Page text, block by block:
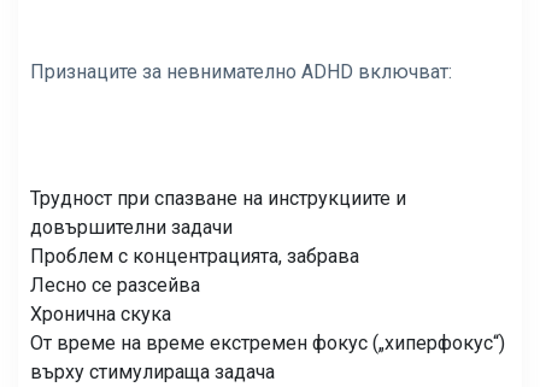
Признаците за невнимателно ADHD включват:
Трудност при спазване на инструкциите и
довършителни задачи
Проблем с концентрацията, забрава
Лесно се разсейва
Хронична скука
От време на време екстремен фокус („хиперфокус“)
върху стимулираща задача